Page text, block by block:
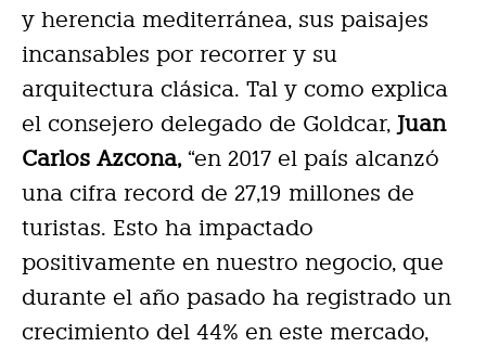
y herencia mediterránea, sus paisajes
incansables por recorrer y su
arquitectura clásica. Tal y como explica
el consejero delegado de Goldcar, Juan
Carlos Azcona, “en 2017 el país alcanzó
una cifra record de 27,19 millones de
turistas. Esto ha impactado
positivamente en nuestro negocio, que
durante el año pasado ha registrado un
crecimiento del 44% en este mercado,